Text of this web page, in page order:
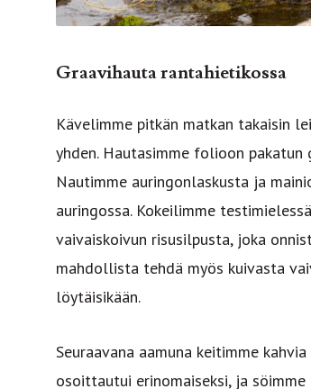
Graavihauta rantahietikossa
Kävelimme pitkän matkan takaisin
yhden. Hautasimme folioon pakatun
Nautimme auringonlaskusta ja
auringossa. Kokeilimme
vaivaiskoivun risusilpusta, joka
mahdollista tehdä myös kuivasta
löytäisikään.
Seuraavana aamuna keitimme
osoittautui erinomaiseksi, ja